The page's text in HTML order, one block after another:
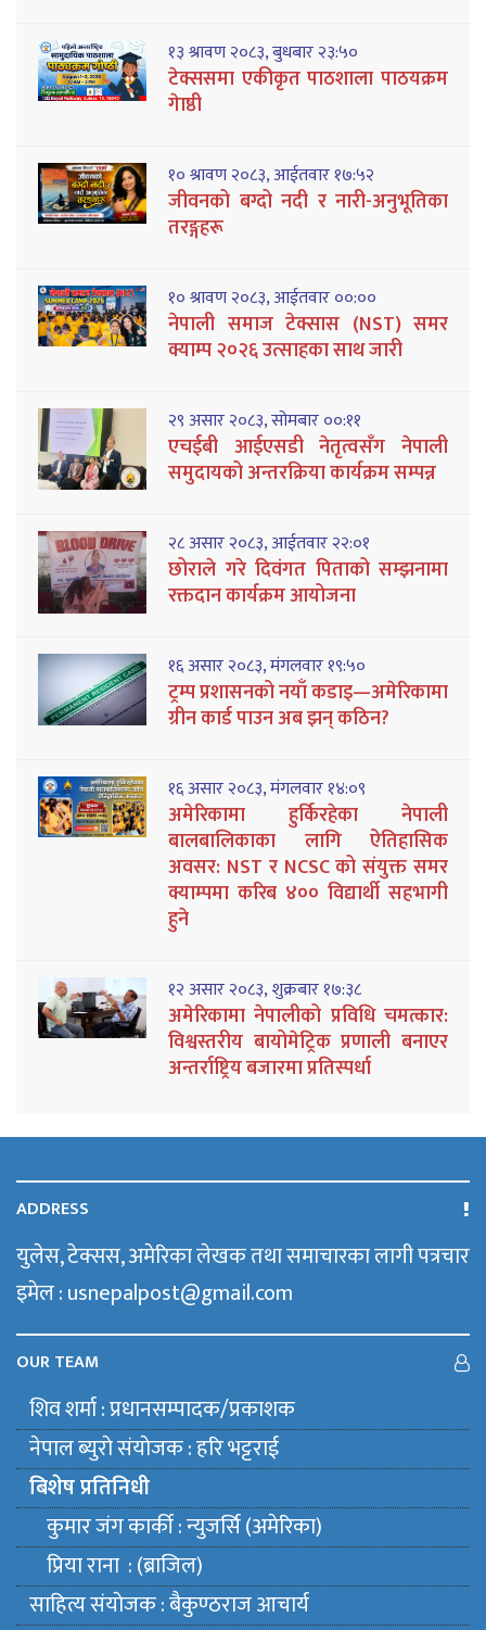
१३ श्रावण २०८३, बुधबार २३:५०
टेक्ससमा एकीकृत पाठशाला पाठयक्रम
गेाष्ठी
१० श्रावण २०८३, आईतवार १७:५२
जीवनको बग्दो नदी र नारी-अनुभूतिका
तरङ्गहरू
१० श्रावण २०८३, आईतवार ००:००
नेपाली समाज टेक्सास (NST) समर
क्याम्प २०२६ उत्साहका साथ जारी
२९ असार २०८३, सोमबार ००:११
एचईबी आईएसडी नेतृत्वसँग नेपाली
समुदायको अन्तरक्रिया कार्यक्रम सम्पन्न
२८ असार २०८३, आईतवार २२:०१
छोराले गरे दिवंगत पिताको सम्झनामा
रक्तदान कार्यक्रम आयोजना
१६ असार २०८३, मंगलवार १९:५०
ट्रम्प प्रशासनको नयाँ कडाइ—अमेरिकामा
ग्रीन कार्ड पाउन अब झन् कठिन?
१६ असार २०८३, मंगलवार १४:०९
अमेरिकामा हुर्किरहेका नेपाली
बालबालिकाका लागि ऐतिहासिक
अवसर: NST र NCSC को संयुक्त समर
क्याम्पमा करिब ४०० विद्यार्थी सहभागी
हुने
१२ असार २०८३, शुक्रबार १७:३८
अमेरिकामा नेपालीको प्रविधि चमत्कार:
विश्वस्तरीय बायोमेट्रिक प्रणाली बनाएर
अन्तर्राष्ट्रिय बजारमा प्रतिस्पर्धा
ADDRESS
युलेस, टेक्सस, अमेरिका लेखक तथा समाचारका लागी पत्रचार
इमेल : usnepalpost@gmail.com
OUR TEAM
शिव शर्मा : प्रधानसम्पादक/प्रकाशक
नेपाल ब्युराे संयाेजक : हरि भट्टराई
बिशेष प्रतिनिधी
कुमार जंग कार्की : न्युजर्सि (अमेरिका)
प्रिया राना : (ब्राजिल)
साहित्य संयाेजक : बैकुण्ठराज आचार्य